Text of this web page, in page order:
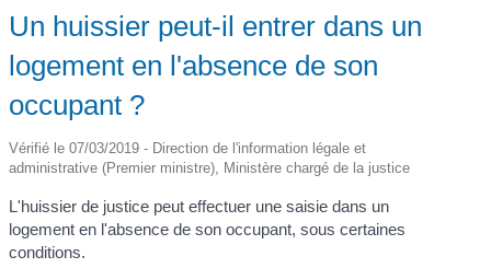
Un huissier peut-il entrer dans un
logement en l'absence de son
occupant ?
Vérifié le 07/03/2019 - Direction de l'information légale et
administrative (Premier ministre), Ministère chargé de la justice
L'huissier de justice peut effectuer une saisie dans un
logement en l'absence de son occupant, sous certaines
conditions.